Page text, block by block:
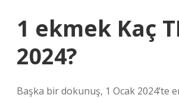
1 ekmek Kaç
2024?
Başka bir dokunuş, 1 Ocak 2024’te